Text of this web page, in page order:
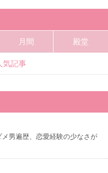
月間 殿堂
気記事
男遍歴、恋愛経験の少なさが